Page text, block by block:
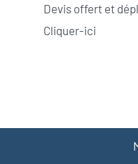
Devis offert et
Cliquer-ici